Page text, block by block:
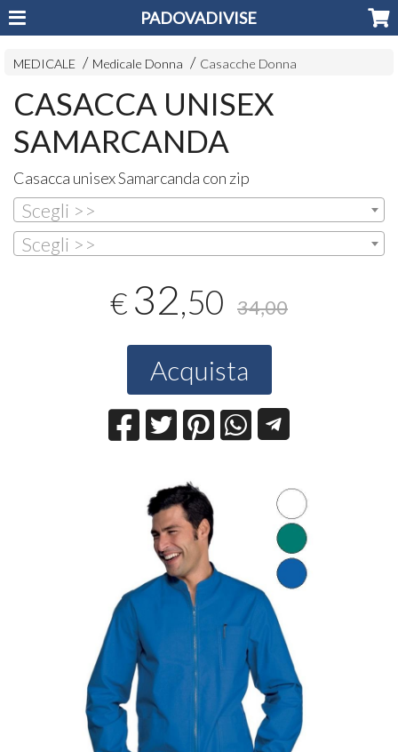
PADOVADIVISE
MEDICALE Medicale Donna Casacche Donna
CASACCA UNISEX
SAMARCANDA
Casacca unisex Samarcanda con zip
Scegli >>
Scegli >>
€ 32,50 34,00
Acquista